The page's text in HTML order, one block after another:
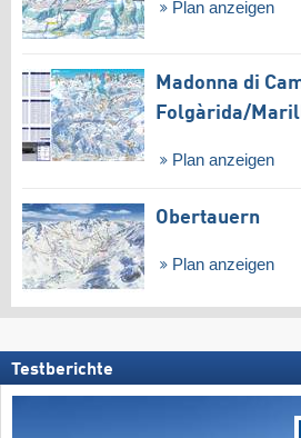
Plan anzeigen
Madonna di
Folgàrida/​
Plan anzeigen
Obertauern
Plan anzeigen
Testberichte